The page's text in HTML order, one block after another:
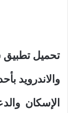
تحميل
والاندرويد
الإسكان